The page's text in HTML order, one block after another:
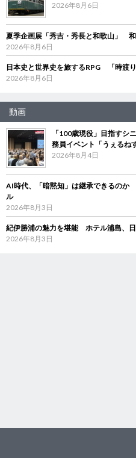
2026年8月6日
夏季企画展「秀吉・秀長と和歌山」
2026年8月6日
日本史と世界史を旅するRPG 「時渡
2026年8月6日
動画
「100歳現役」目指す
務員イベント「うぇるね
2026年8月4日
AI時代、「暗黙知」は継承できるのか
ル
2026年8月3日
紀伊勝浦の魅力を堪能 ホテル浦島、
2026年8月3日